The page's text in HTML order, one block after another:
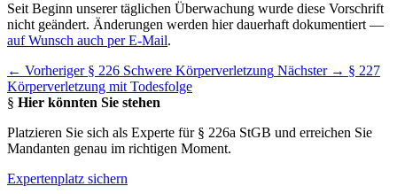
Seit Beginn unserer täglichen Überwachung wurde diese Vorschrift
nicht geändert. Änderungen werden hier dauerhaft dokumentiert —
auf Wunsch auch per E-Mail.
← Vorheriger § 226 Schwere Körperverletzung Nächster → § 227
Körperverletzung mit Todesfolge
§ Hier könnten Sie stehen
Platzieren Sie sich als Experte für § 226a StGB und erreichen Sie
Mandanten genau im richtigen Moment.
Expertenplatz sichern